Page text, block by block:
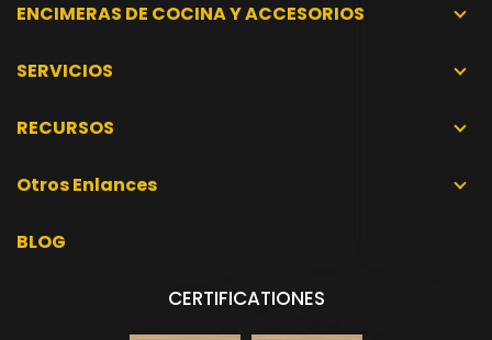
ENCIMERAS DE COCINA Y ACCESORIOS
SERVICIOS
RECURSOS
Otros Enlances
BLOG
CERTIFICATIONES